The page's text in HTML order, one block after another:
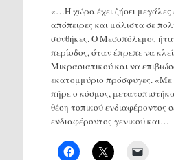
«…Η χώρα έχει ζήσει μεγάλες
απόπειρες και μάλιστα σε
συνθήκες. Ο Μεσοπόλεμος
περίοδος, όταν έπρεπε να
Μικρασιατικού και να
εκατομμύριο πρόσφυγες. «Με
πήρε ο κόσμος,
θέση τοπικού ενδιαφέροντος
ενδιαφέροντος γενικού και…